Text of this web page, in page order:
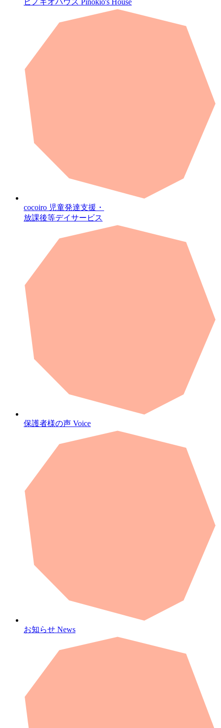
cocoiro 児童発達支援・
放課後等デイサービス
保護者様の声 Voice
お知らせ News